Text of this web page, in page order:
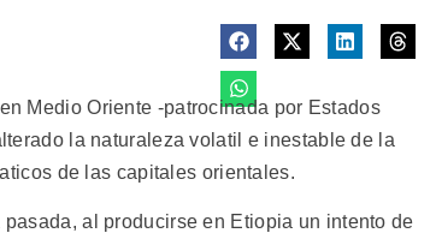
Medio Oriente -patrocinada por Estados
la naturaleza volatil e inestable de la
de las capitales orientales.
al producirse en Etiopia un intento de